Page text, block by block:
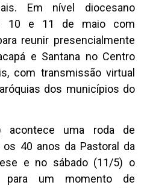
Em nível diocesano
10 e 11 de maio com
reunir presencialmente
e Santana no Centro
com transmissão virtual
dos municípios do
acontece uma roda de
os 40 anos da Pastoral da
e no sábado (11/5) o
para um momento de